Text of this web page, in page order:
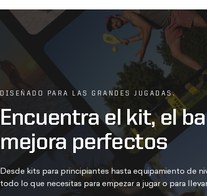
DISEÑADO PARA LAS GRANDES JUGADAS.
Encuentra el kit, el
mejora perfectos
Desde kits para principiantes hasta equipamiento de
todo lo que necesitas para empezar a jugar o para